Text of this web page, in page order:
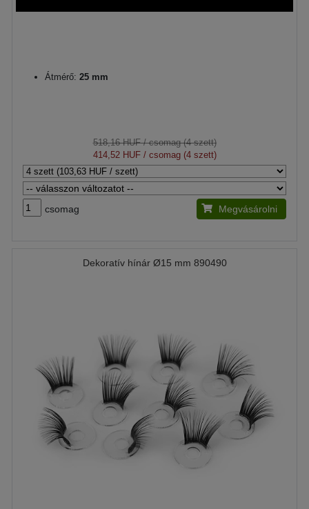
Átmérő: 25 mm
518,16 HUF/ csomag (4 szett)
414,52 HUF/ csomag (4 szett)
csomag Megvásárolni
Dekoratív hínár Ø15 mm 890490